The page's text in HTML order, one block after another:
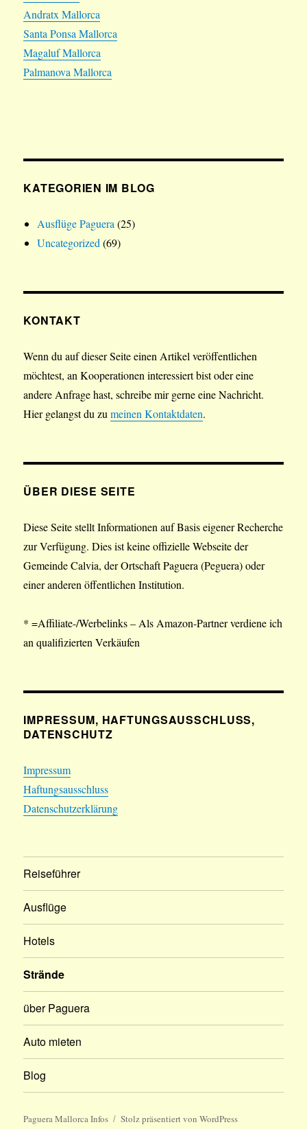
Andratx Mallorca
Santa Ponsa Mallorca
Magaluf Mallorca
Palmanova Mallorca
KATEGORIEN IM BLOG
Ausflüge Paguera (25)
Uncategorized (69)
KONTAKT
Wenn du auf dieser Seite einen Artikel veröffentlichen
möchtest, an Kooperationen interessiert bist oder eine
andere Anfrage hast, schreibe mir gerne eine Nachricht.
Hier gelangst du zumeinen Kontaktdaten.
ÜBER DIESE SEITE
Diese Seite stellt Informationen auf Basis eigener Recherche
zur Verfügung. Dies ist keine offizielle Webseite der
Gemeinde Calvia, der Ortschaft Paguera (Peguera) oder
einer anderen öffentlichen Institution.
* =Affiliate-/Werbelinks – Als Amazon-Partner verdiene ich
an qualifizierten Verkäufen
IMPRESSUM, HAFTUNGSAUSSCHLUSS,
DATENSCHUTZ
Impressum
Haftungsausschluss
Datenschutzerklärung
Reiseführer
Ausflüge
Hotels
Strände
über Paguera
Auto mieten
Blog
Paguera Mallorca Infos Stolz präsentiert von WordPress